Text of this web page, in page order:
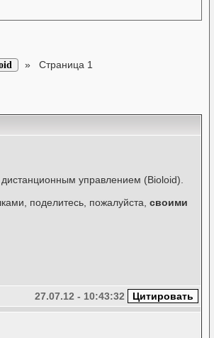
» Страница 1
управлением (Bioloid).
поделитесь, пожалуйста, своими
27.07.12 - 10:43:32